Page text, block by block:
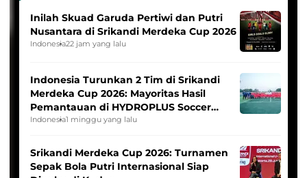
Inilah Skuad Garuda Pertiwi dan Putri
Nusantara di Srikandi Merdeka Cup 2026
Indonesia22 jam yang lalu
Indonesia Turunkan 2 Tim di Srikandi
Merdeka Cup 2026: Mayoritas Hasil
Pemantauan di HYDROPLUS Soccer
League
Indonesia1 minggu yang lalu
Srikandi Merdeka Cup 2026: Turnamen
Sepak Bola Putri Internasional Siap